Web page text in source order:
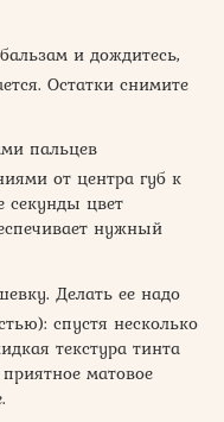
и дождитесь,
Остатки снимите
пальцев
от центра губ к
цвет
нужный
Делать ее надо
спустя несколько
текстура тинта
матовое